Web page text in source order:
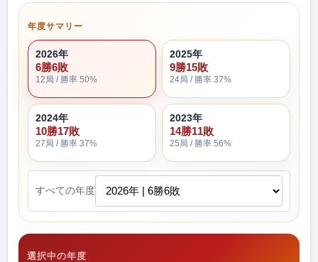
年度サマリー
2026年
6勝6敗
12局 / 勝率 50%
2025年
9勝15敗
24局 / 勝率 37%
2024年
10勝17敗
27局 / 勝率 37%
2023年
14勝11敗
25局 / 勝率 56%
すべての年度
選択中の年度